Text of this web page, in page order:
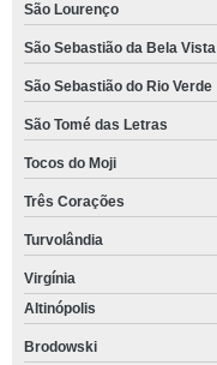
São Lourenço
São Sebastião da Bela Vista
São Sebastião do Rio Verde
São Tomé das Letras
Tocos do Moji
Três Corações
Turvolândia
Virgínia
Altinópolis
Brodowski